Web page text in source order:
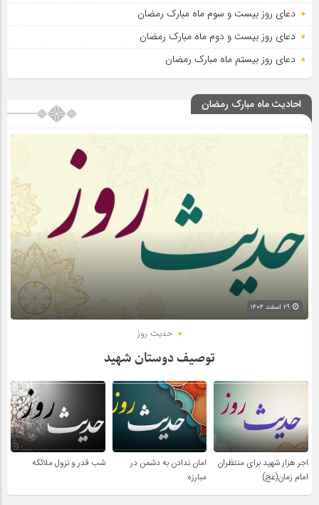
دعای روز بیست و سوم ماه مبارک رمضان
دعای روز بیست و دوم ماه مبارک رمضان
دعای روز بیستم ماه مبارک رمضان
احادیث ماه مبارک رمضان
حدیث روز
توصیف دوستان شهید
اجر هزار شهید برای منتظران
امام زمان(عج)
امان ندادن به دشمن در
مبارزه
شب قدر و نزول ملائکه